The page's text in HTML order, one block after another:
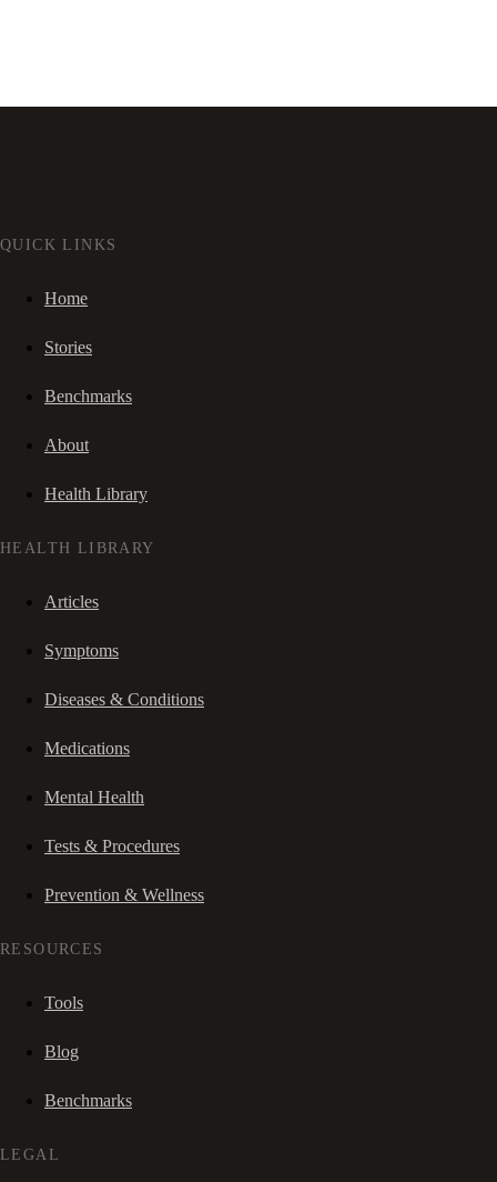
QUICK LINKS
Home
Stories
Benchmarks
About
Health Library
HEALTH LIBRARY
Articles
Symptoms
Diseases & Conditions
Medications
Mental Health
Tests & Procedures
Prevention & Wellness
RESOURCES
Tools
Blog
Benchmarks
LEGAL